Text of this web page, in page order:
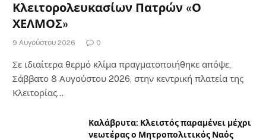
Κλειτορολευκασίων Πατρών «Ο
ΧΕΛΜΟΣ»
9 Αυγούστου 2026 0
Σε ιδιαίτερα θερμό κλίμα πραγματοποιήθηκε απόψε,
Σάββατο 8 Αυγούστου 2026, στην κεντρική πλατεία της
Κλειτορίας…
Καλάβρυτα: Κλειστός παραμένει μέχρι
νεωτέρας ο Μητροπολιτικός Ναός